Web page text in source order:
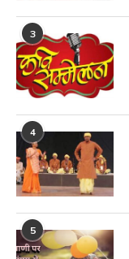
3
4
5